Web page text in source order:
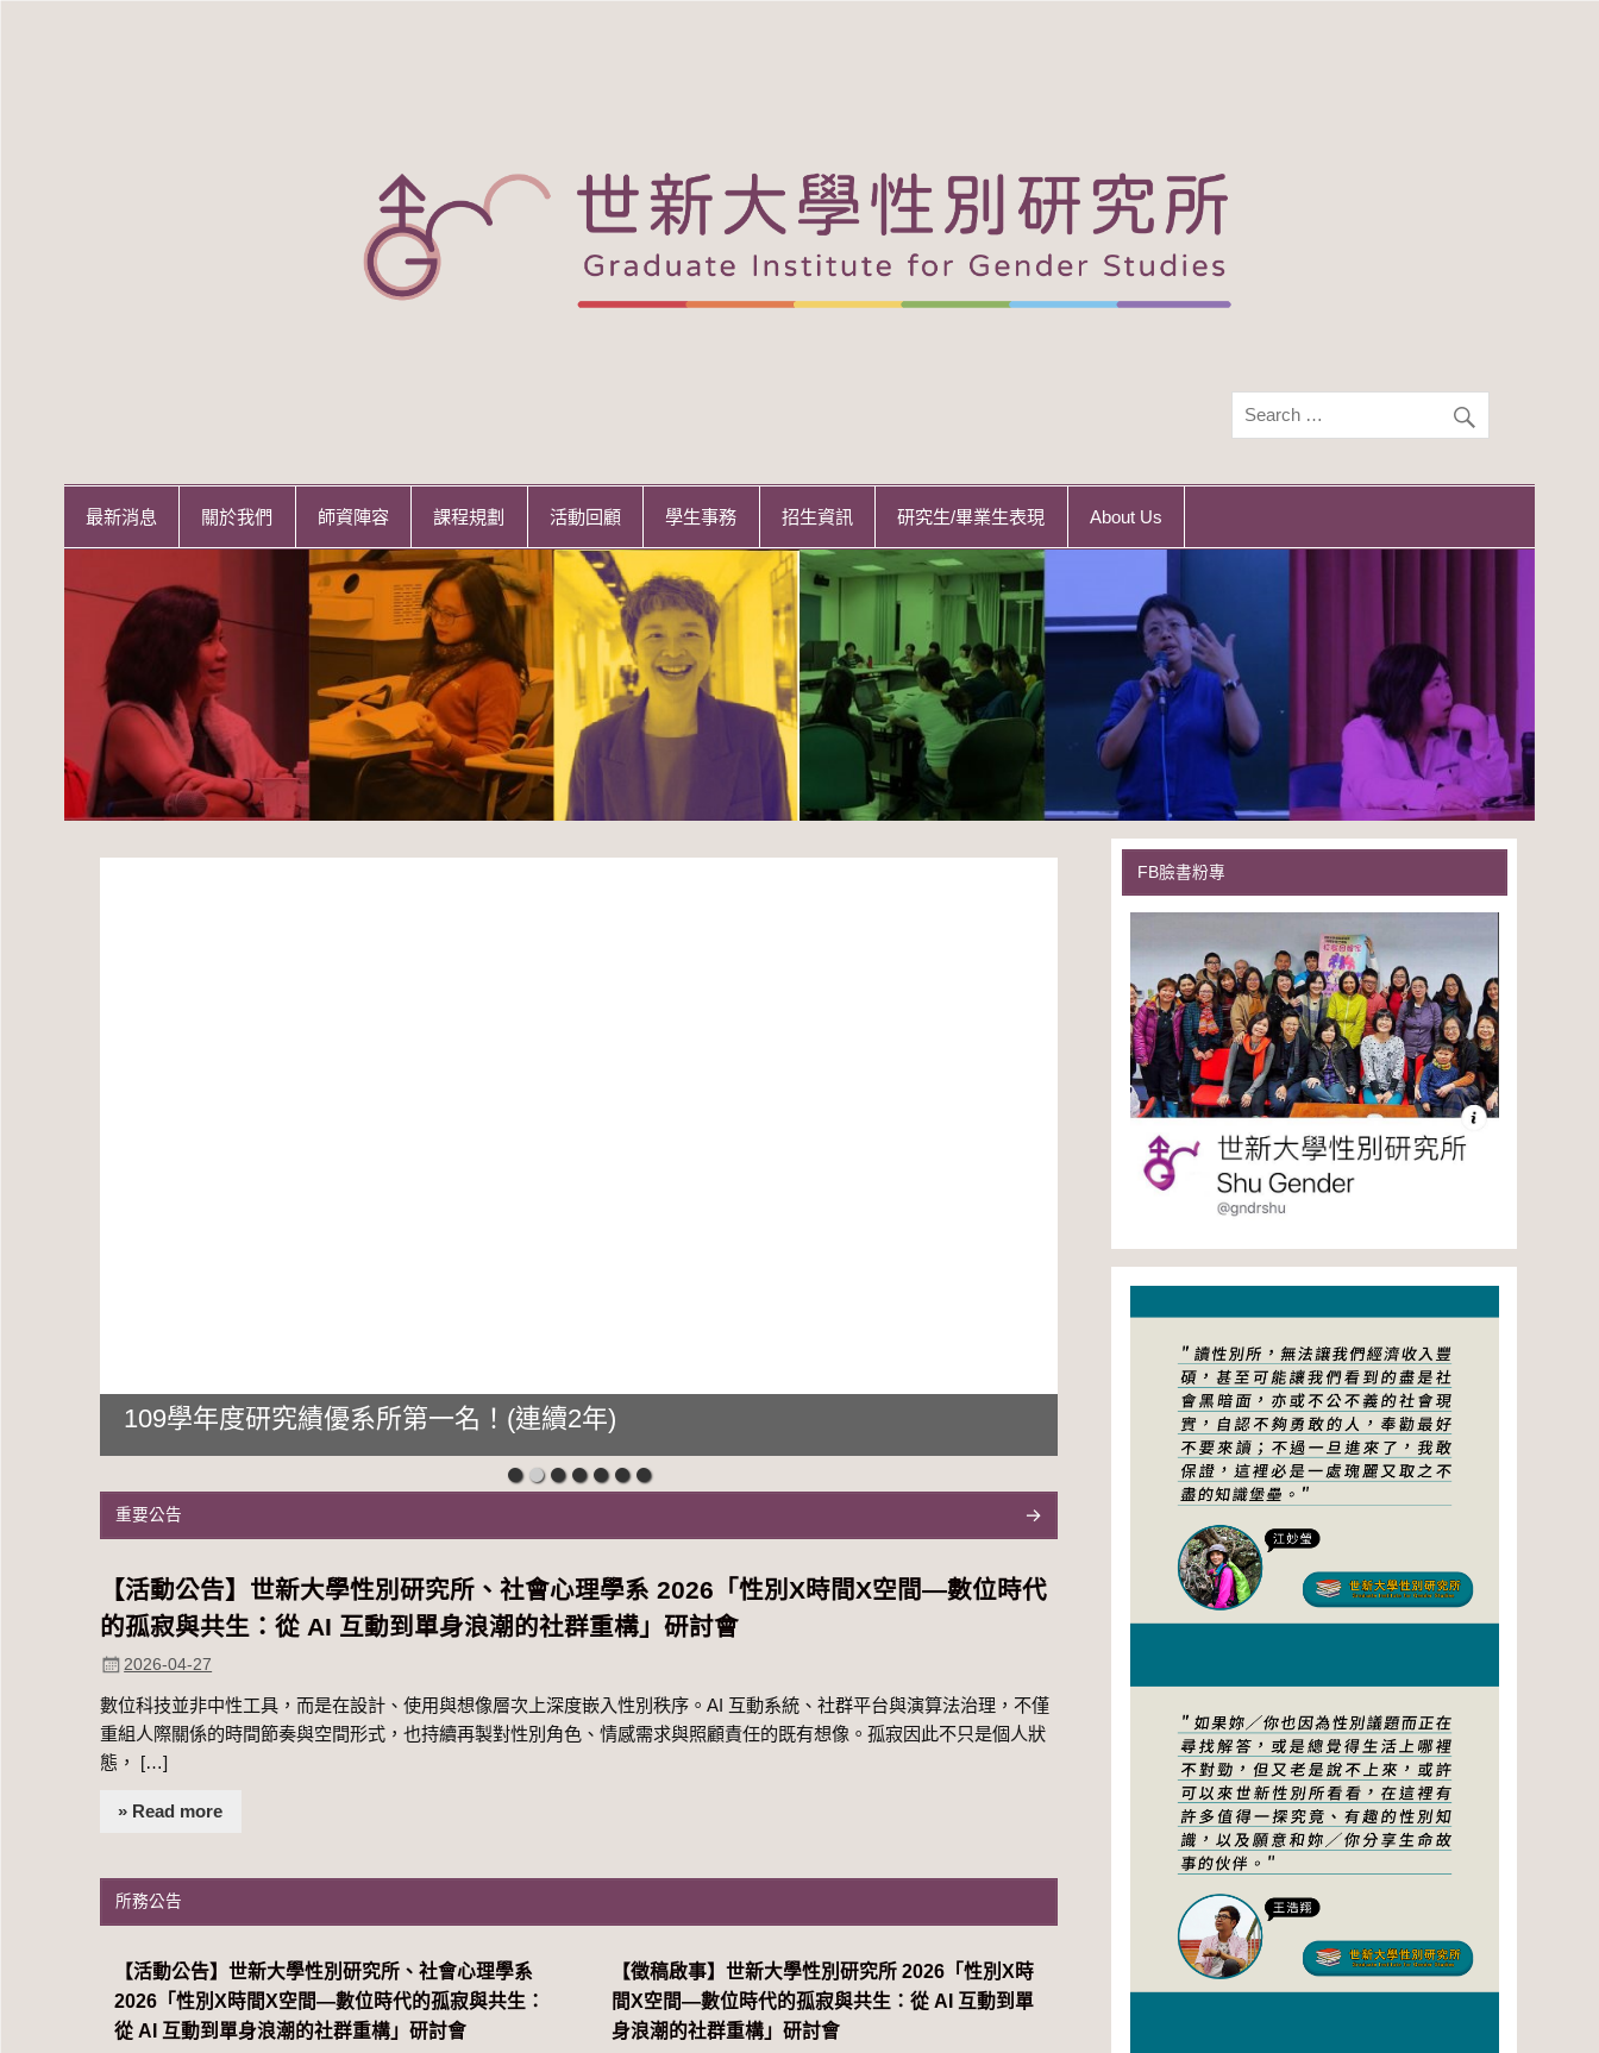
最新消息 關於我們 師資陣容 課程規劃 活動回顧 學生事務 招生資訊 研究生/畢業生表現 About Us
109學年度研究績優系所第一名！(連續2年)
重要公告
【活動公告】世新大學性別研究所、社會心理學系 2026「性別Χ時間Χ空間—數位時代
的孤寂與共生：從 AI 互動到單身浪潮的社群重構」研討會
2026-04-27
數位科技並非中性工具，而是在設計、使用與想像層次上深度嵌入性別秩序。AI 互動系統、社群平台與演算法治理，不僅
重組人際關係的時間節奏與空間形式，也持續再製對性別角色、情感需求與照顧責任的既有想像。孤寂因此不只是個人狀
態， […]
» Read more
所務公告
【活動公告】世新大學性別研究所、社會心理學系
2026「性別Χ時間Χ空間—數位時代的孤寂與共生：
從 AI 互動到單身浪潮的社群重構」研討會
【徵稿啟事】世新大學性別研究所 2026「性別Χ時
間Χ空間—數位時代的孤寂與共生：從 AI 互動到單
身浪潮的社群重構」研討會
FB臉書粉專